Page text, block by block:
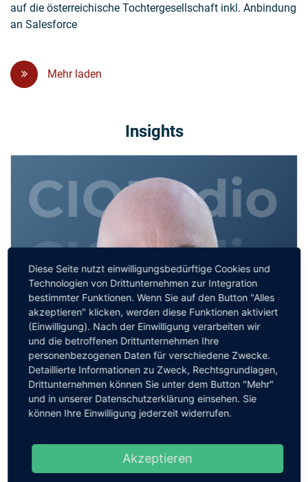
auf die österreichische Tochtergesellschaft inkl. Anbindung
an Salesforce
Mehr laden
Insights
Rüdiger Hein
Diese Seite nutzt einwilligungsbedürftige Cookies und
Technologien von Drittunternehmen zur Integration
bestimmter Funktionen. Wenn Sie auf den Button "Alles
akzeptieren" klicken, werden diese Funktionen aktiviert
(Einwilligung). Nach der Einwilligung verarbeiten wir
und die betroffenen Drittunternehmen Ihre
personenbezogenen Daten für verschiedene Zwecke.
Detaillierte Informationen zu Zweck, Rechtsgrundlagen,
Drittunternehmen können Sie unter dem Button "Mehr"
und in unserer Datenschutzerklärung einsehen. Sie
können Ihre Einwilligung jederzeit widerrufen.
Akzeptieren